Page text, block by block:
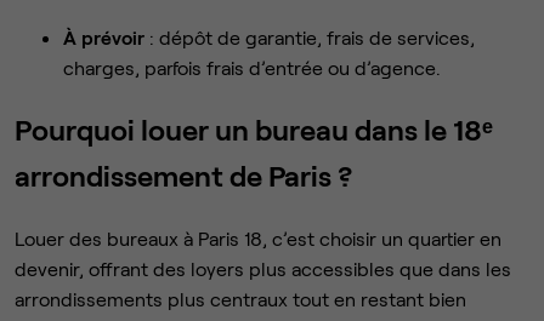
À prévoir : dépôt de garantie, frais de services,
charges, parfois frais d’entrée ou d’agence.
Pourquoi louer un bureau dans le 18ᵉ
arrondissement de Paris ?
Louer des bureaux à Paris 18, c’est choisir un quartier en
devenir, offrant des loyers plus accessibles que dans les
arrondissements plus centraux tout en restant bien